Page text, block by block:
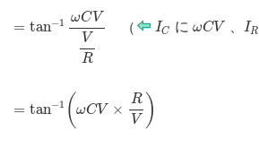
= tan−1 ωCV
V
R
VVR
（ IC
IC に ωCV
ωCV 、 IR
IR
= tan−1 (ωCV ×
R
V
)
ω